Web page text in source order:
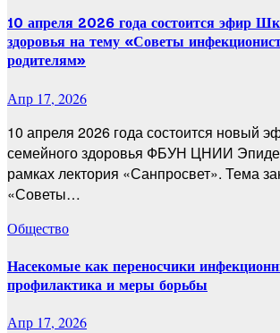
10 апреля 2026 года состоится эфир
здоровья на тему «Советы
родителям»
Апр 17, 2026
10 апреля 2026 года состоится новый
семейного здоровья ФБУН ЦНИИ
рамках лектория «Санпросвет». Тема
«Советы…
Общество
Насекомые как переносчики
профилактика и меры борьбы
Апр 17, 2026